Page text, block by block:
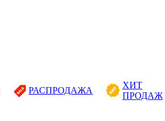
РАСПРОДАЖА
ХИТ
ПРОДАЖ